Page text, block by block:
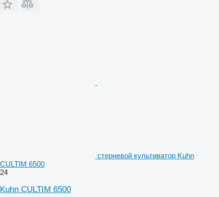
стерневой культиватор Kuhn
CULTIM 6500
24
Kuhn CULTIM 6500